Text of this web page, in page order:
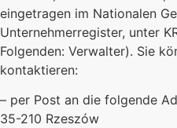
eingetragen im Nationalen
Unternehmerregister, unter
Folgenden: Verwalter). Sie
kontaktieren:
– per Post an die folgende
35-210 Rzeszów